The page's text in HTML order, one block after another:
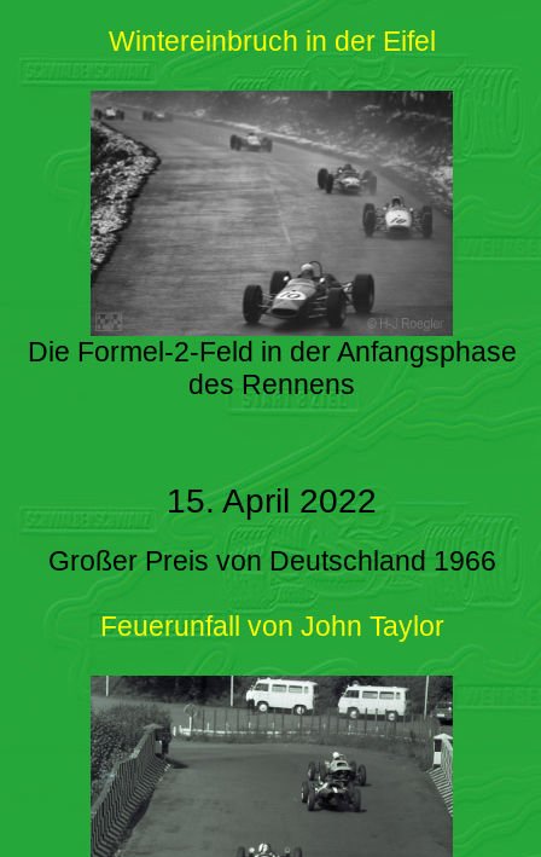
Wintereinbruch in der Eifel
Die Formel-2-Feld in der Anfangsphase
des Rennens
15. April 2022
Großer Preis von Deutschland 1966
Feuerunfall von John Taylor